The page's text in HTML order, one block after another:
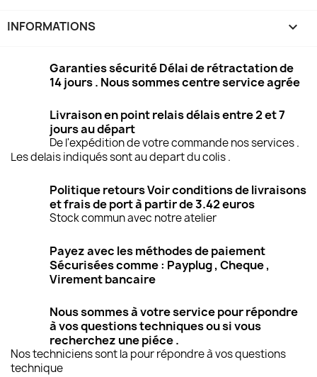
INFORMATIONS keyboard_arrow_down
Garanties sécurité Délai de rétractation de
14 jours . Nous sommes centre service agrée
Livraison en point relais délais entre 2 et 7
jours au départ
De l'expédition de votre commande nos services .
Les delais indiqués sont au depart du colis .
Politique retours Voir conditions de livraisons
et frais de port à partir de 3.42 euros
Stock commun avec notre atelier
Payez avec les méthodes de paiement
Sécurisées comme : Payplug , Cheque ,
Virement bancaire
Nous sommes à votre service pour répondre
à vos questions techniques ou si vous
recherchez une piéce .
Nos techniciens sont la pour répondre à vos questions
technique